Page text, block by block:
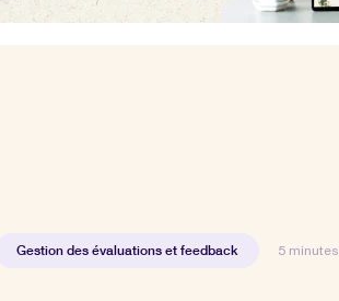
Gestion des évaluations et feedback 5 minutes